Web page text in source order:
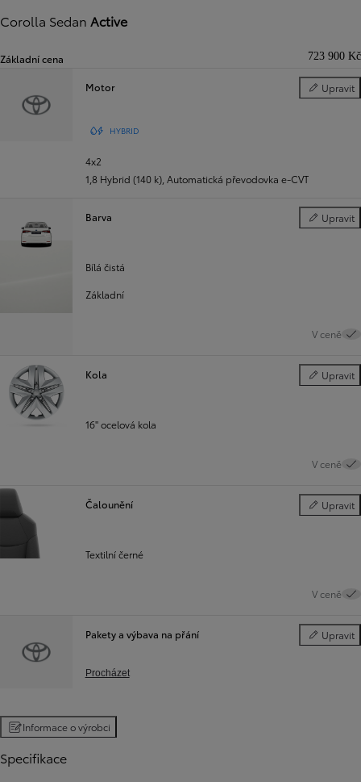
Corolla Sedan Active
Základní cena 723 900 Kč
Motor Upravit
Motor
HYBRID
4x2
1,8 Hybrid (140 k), Automatická převodovka e‑CVT
Barva Upravit
Barva
Bílá čistá
Základní
V ceně
Kola Upravit
Kola
16" ocelová kola
V ceně
Čalounění Upravit
Čalounění
Textilní černé
V ceně
Pakety a výbava na přání Upravit
Pakety a
Procházet
Informace o výrobci
Specifikace